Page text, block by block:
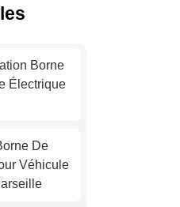
Borne
Électrique
De
Véhicule